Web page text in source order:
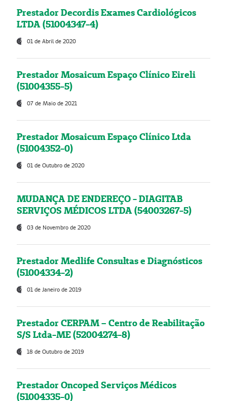
Prestador Decordis Exames Cardiológicos
LTDA (51004347-4)
01 de Abril de 2020
Prestador Mosaicum Espaço Clínico Eireli
(51004355-5)
07 de Maio de 2021
Prestador Mosaicum Espaço Clínico Ltda
(51004352-0)
01 de Outubro de 2020
MUDANÇA DE ENDEREÇO - DIAGITAB
SERVIÇOS MÉDICOS LTDA (54003267-5)
03 de Novembro de 2020
Prestador Medlife Consultas e Diagnósticos
(51004334-2)
01 de Janeiro de 2019
Prestador CERPAM – Centro de Reabilitação
S/S Ltda-ME (52004274-8)
18 de Outubro de 2019
Prestador Oncoped Serviços Médicos
(51004335-0)